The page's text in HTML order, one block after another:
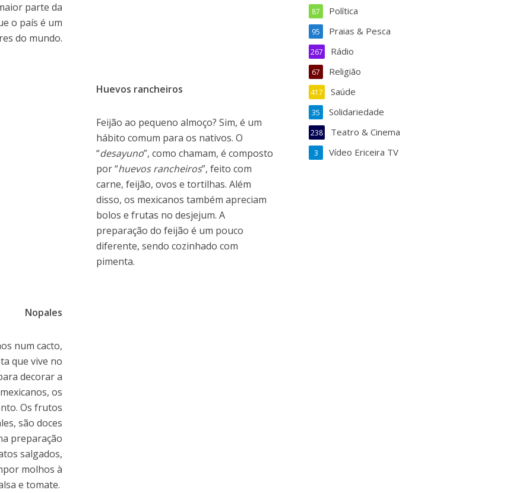
parte da
o país é um
do mundo.
Huevos rancheiros
Feijão ao pequeno almoço? Sim, é um
hábito comum para os nativos. O
“desayuno”, como chamam, é composto
por “huevos rancheiros”, feito com
carne, feijão, ovos e tortilhas. Além
disso, os mexicanos também apreciam
bolos e frutas no desjejum. A
preparação do feijão é um pouco
diferente, sendo cozinhado com
pimenta.
Nopales
num cacto,
que vive no
decorar a
os
Os frutos
são doces
preparação
salgados,
molhos à
e tomate.
Política
87
Praias & Pesca
95
Rádio
267
Religião
67
Saúde
417
Solidariedade
35
Teatro & Cinema
238
Vídeo Ericeira TV
3